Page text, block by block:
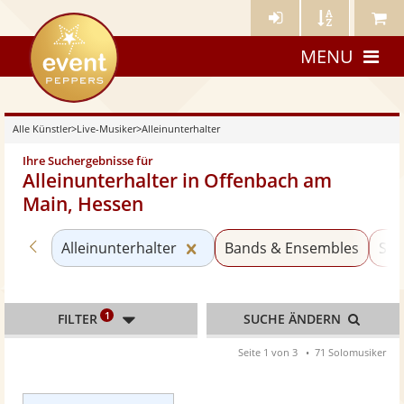
Künstler- Künstler Meine
eventpeppers
MENU
Alle Künstler>Live-Musiker>Alleinunterhalter
Ihre Suchergebnisse für
Alleinunterhalter in Offenbach am
Main, Hessen
Zurück zu «Live-Musiker»
Alleinunterhalter Kategorie
Bands & Ensembles
FILTER 1 SUCHE ÄNDERN
Seite 1 von 3 71 Solomusiker